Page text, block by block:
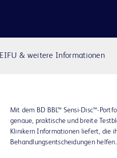
EIFU & weitere Informationen
Mit dem BD BBL™ Sensi-Disc™-
genaue, praktische und breite
Klinikern Informationen liefert, die
Behandlungsentscheidungen helfen.